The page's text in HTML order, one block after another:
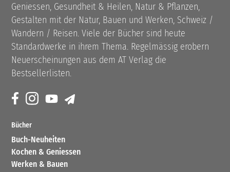
Geniessen, Gesundheit & Heilen, Natur & Pflanzen,
Gestalten mit der Natur, Bauen und Werken, Schweiz /
Wandern / Reisen. Viele der Bücher sind heute
Standardwerke in ihrem Thema. Regelmässig erobern
Neuerscheinungen aus dem AT Verlag die
Bestsellerlisten.
Bücher
Buch-Neuheiten
Kochen & Geniessen
Werken & Bauen